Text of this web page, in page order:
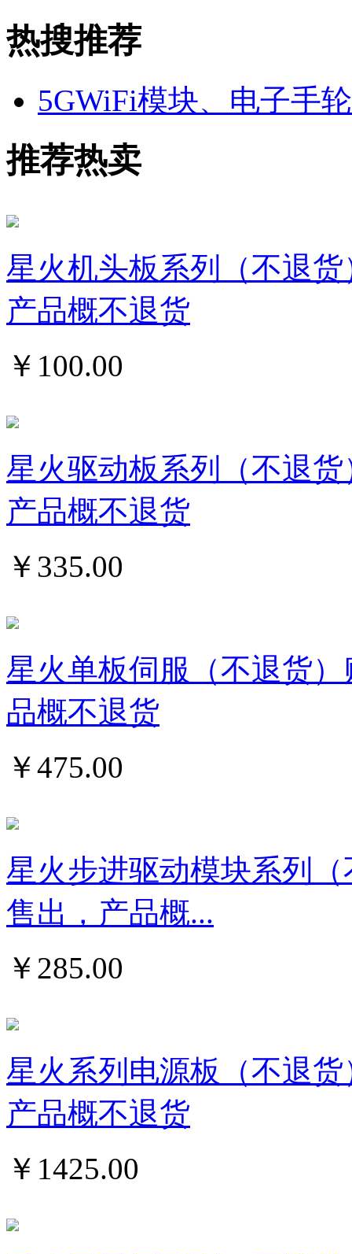
热搜推荐
5GWiFi模块、电子手
推荐热卖
星火机头板系列（不退
产品概不退货
￥ 100.00
星火驱动板系列（不退
产品概不退货
￥ 335.00
星火单板伺服（不退货
品概不退货
￥475.00
星火步进驱动模块系列
售出，产品概...
￥ 285.00
星火系列电源板（不退
产品概不退货
￥ 1425.00